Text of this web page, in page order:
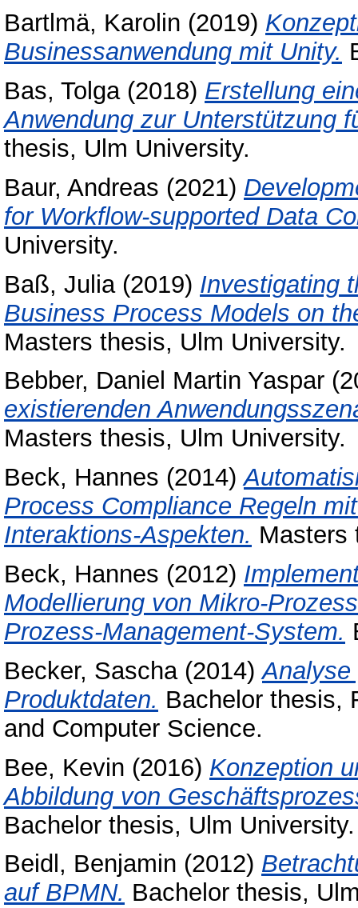
Bartlmä, Karolin (2019)
Businessanwendung mit Unity.
Bas, Tolga(2018) Erstellung
Anwendung zur Unterstützung
thesis, Ulm University.
Baur, Andreas (2021)
for Workflow-supported Data
University.
Baß, Julia(2019) Investigating
Business Process Models on
Masters thesis, Ulm University.
Bebber, Daniel Martin Yaspar
existierenden
Masters thesis, Ulm University.
Beck, Hannes (2014)
Process Compliance Regeln
Interaktions-Aspekten. Masters
Beck, Hannes (2012)
Modellierung von Mikro-
Prozess-Management-System.
Becker, Sascha(2014)Analyse
Produktdaten. Bachelor thesis,
and Computer Science.
Bee, Kevin (2016) Konzeption
Abbildung von
Bachelor thesis, Ulm University.
Beidl, Benjamin (2012)
auf BPMN. Bachelor thesis,